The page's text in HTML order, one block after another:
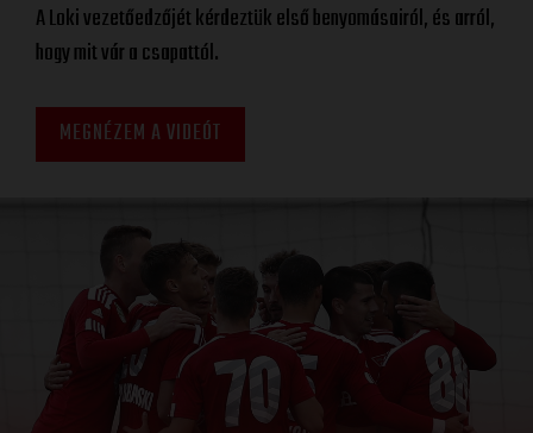
A Loki vezetőedzőjét kérdeztük első benyomásairól, és arról,
hogy mit vár a csapattól.
MEGNÉZEM A VIDEÓT